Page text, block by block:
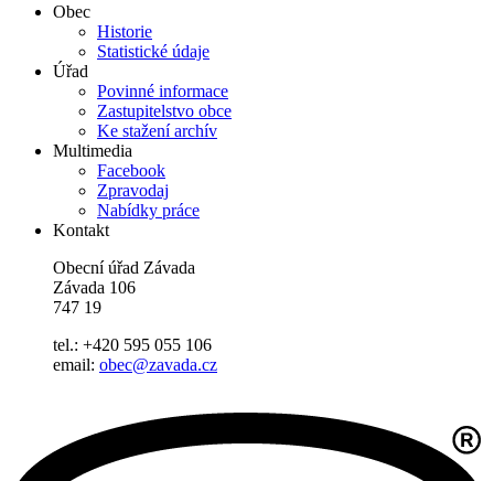
Obec
Historie
Statistické údaje
Úřad
Povinné informace
Zastupitelstvo obce
Ke stažení archív
Multimedia
Facebook
Zpravodaj
Nabídky práce
Kontakt
Obecní úřad Závada
Závada 106
747 19
tel.: +420 595 055 106
email: obec@zavada.cz